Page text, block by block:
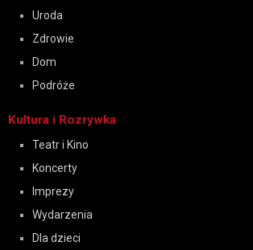
Uroda
Zdrowie
Dom
Podróże
Kultura i Rozrywka
Teatr i Kino
Koncerty
Imprezy
Wydarzenia
Dla dzieci